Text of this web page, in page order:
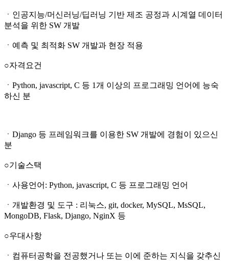
ㆍ인공지능/머신러닝/딥러닝 기반 제조 공정과 시계열 데이터
분석을 위한 SW 개발
ㆍ예측 및 최적화 SW 개발과 현장 적용
○자격요건
ㆍPython, javascript, C 등 1개 이상의 프로그래밍 언어에 능숙
하신 분
ㆍDjango 등 프레임워크를 이용한 SW 개발에 경험이 있으신
분
○기술스택
ㆍ사용언어: Python, javascript, C 등 프로그래밍 언어
ㆍ개발환경 및 도구 : 리눅스, git, docker, MySQL, MsSQL,
MongoDB, Flask, Django, NginX 등
○우대사항
ㆍ컴퓨터공학을 전공했거나 또는 이에 준하는 지식을 갖추신